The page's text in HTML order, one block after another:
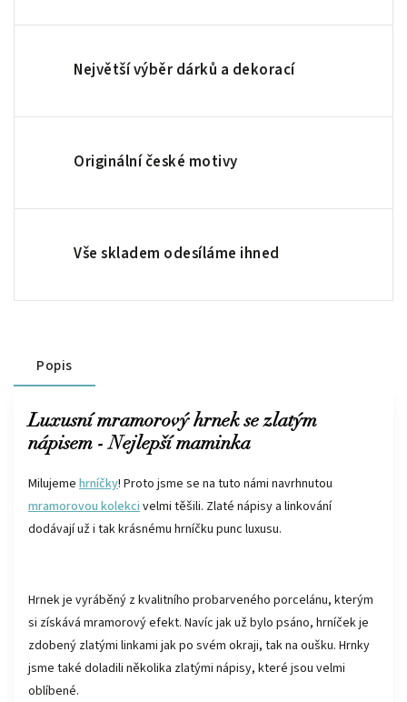
Největší výběr dárků a dekorací
Originální české motivy
Vše skladem odesíláme ihned
Popis
Luxusní mramorový hrnek se zlatým
nápisem - Nejlepší maminka
Milujeme hrníčky! Proto jsme se na tuto námi navrhnutou
mramorovou kolekci velmi těšili. Zlaté nápisy a linkování
dodávají už i tak krásnému hrníčku punc luxusu.
Hrnek je vyráběný z kvalitního probarveného porcelánu, kterým
si získává mramorový efekt. Navíc jak už bylo psáno, hrníček je
zdobený zlatými linkami jak po svém okraji, tak na oušku. Hrnky
jsme také doladili několika zlatými nápisy, které jsou velmi
oblíbené.